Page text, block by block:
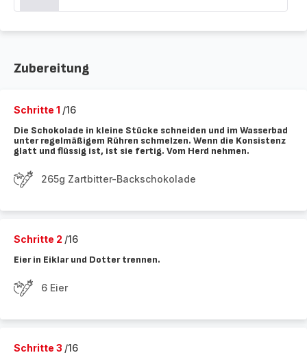
Zubereitung
Schritte 1 /16
Die Schokolade in kleine Stücke schneiden und im Wasserbad
unter regelmäßigem Rühren schmelzen. Wenn die Konsistenz
glatt und flüssig ist, ist sie fertig. Vom Herd nehmen.
265g Zartbitter-Backschokolade
Schritte 2 /16
Eier in Eiklar und Dotter trennen.
6 Eier
Schritte 3 /16